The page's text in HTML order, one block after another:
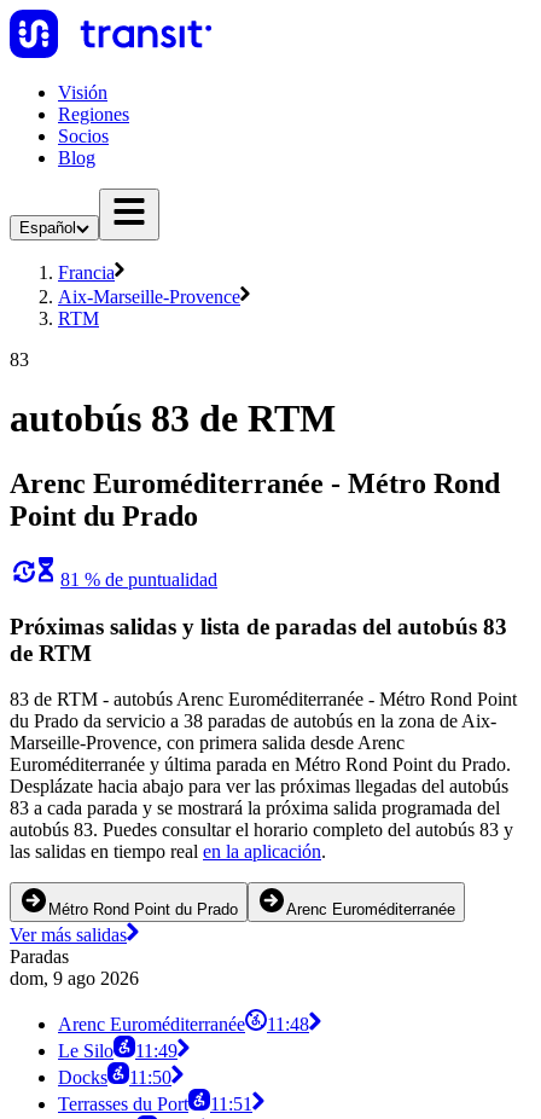
Visión
Regiones
Socios
Blog
Español
Francia
Aix-Marseille-Provence
RTM
83
autobús 83 de RTM
Arenc Euroméditerranée - Métro Rond
Point du Prado
81 % de puntualidad
Próximas salidas y lista de paradas del autobús 83
de RTM
83 de RTM - autobús Arenc Euroméditerranée - Métro Rond Point
du Prado da servicio a 38 paradas de autobús en la zona de Aix-
Marseille-Provence, con primera salida desde Arenc
Euroméditerranée y última parada en Métro Rond Point du Prado.
Desplázate hacia abajo para ver las próximas llegadas del autobús
83 a cada parada y se mostrará la próxima salida programada del
autobús 83. Puedes consultar el horario completo del autobús 83 y
las salidas en tiempo real en la aplicación.
Métro Rond Point du Prado Arenc Euroméditerranée
Ver más salidas
Paradas
dom, 9 ago 2026
Arenc Euroméditerranée
11:48
Le Silo
11:49
Docks
11:50
Terrasses du Port
11:51